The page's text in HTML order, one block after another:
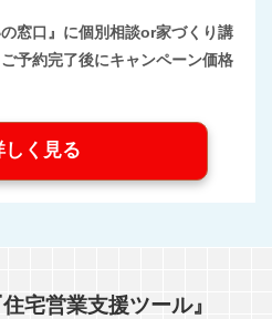
窓口』に個別相談or家づくり講
予約完了後にキャンペーン価格
く見る
宅営業支援ツール』